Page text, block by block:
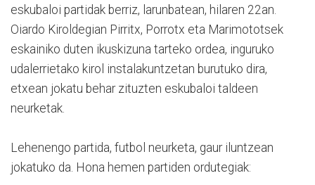
eskubaloi partidak berriz, larunbatean, hilaren 22an.
Oiardo Kiroldegian Pirritx, Porrotx eta Marimototsek
eskainiko duten ikuskizuna tarteko ordea, inguruko
udalerrietako kirol instalakuntzetan burutuko dira,
etxean jokatu behar zituzten eskubaloi taldeen
neurketak.
Lehenengo partida, futbol neurketa, gaur iluntzean
jokatuko da. Hona hemen partiden ordutegiak: